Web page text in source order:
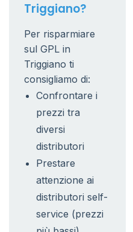
Triggiano?
Per risparmiare
sul GPL in
Triggiano ti
consigliamo di:
Confrontare i
prezzi tra
diversi
distributori
Prestare
attenzione ai
distributori self-
service (prezzi